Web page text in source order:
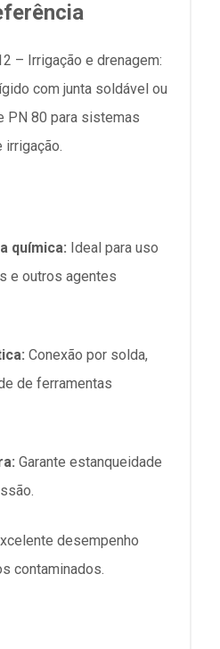
– Irrigação e drenagem:
com junta soldável ou
PN 80 para sistemas
irrigação.
química: Ideal para uso
e outros agentes
Conexão por solda,
de ferramentas
Garante estanqueidade
desempenho
contaminados.